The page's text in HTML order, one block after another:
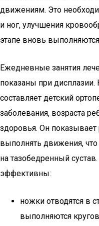
движениям. Это
и ног, улучшения
этапе вновь
Ежедневные занятия
показаны при
составляет детский
заболевания, возраста
здоровья. Он
выполнять движения,
на тазобедренный
эффективны:
ножки отводятся в
выполняются